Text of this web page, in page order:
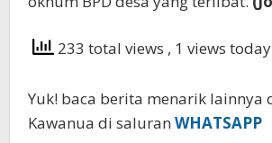
233 total views , 1 views today
Yuk! baca berita menarik lainnya
Kawanua di saluran WHATSAPP